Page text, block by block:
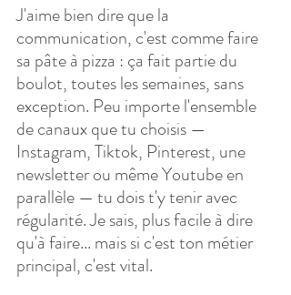
J'aime bien dire que la
communication, c'est comme faire
sa pâte à pizza : ça fait partie du
boulot, toutes les semaines, sans
exception. Peu importe l'ensemble
de canaux que tu choisis —
Instagram, Tiktok, Pinterest, une
newsletter ou même Youtube en
parallèle — tu dois t'y tenir avec
régularité. Je sais, plus facile à dire
qu'à faire... mais si c'est ton métier
principal, c'est vital.